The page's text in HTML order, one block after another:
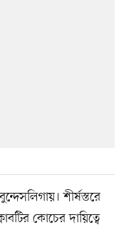
শীর্ষস্তরে
কোচের দায়িত্বে